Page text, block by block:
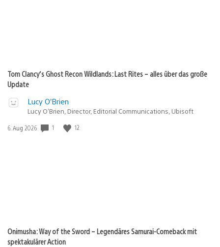
Tom Clancy’s Ghost Recon Wildlands: Last Rites – alles über das große
Update
Lucy O’Brien
Lucy O’Brien, Director, Editorial Communications, Ubisoft
Veröffentlichungsdatum:
6. Aug 2026 1 12
Onimusha: Way of the Sword – Legendäres Samurai-Comeback mit
spektakulärer Action